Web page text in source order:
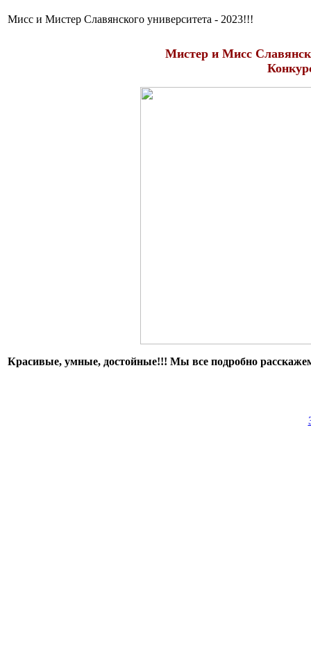
Мисс и Мистер Славянского университета - 2023!!!
Мистер и Мисс
Красивые, умные, достойные!!! Мы все подробно